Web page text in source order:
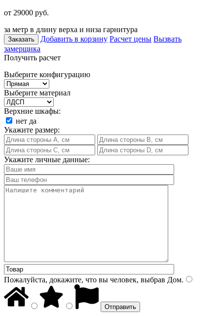
от 29000 руб.
за метр в длину верха и низа гарнитура
Заказать Добавить в корзину Расчет цены Вызвать
замерщика
Получить расчет
Выберите конфигурацию
Выберите материал
Верхние шкафы:
нет да
Укажите размер:
Укажите личные данные:
Пожалуйста, докажите, что вы человек, выбрав Дом.